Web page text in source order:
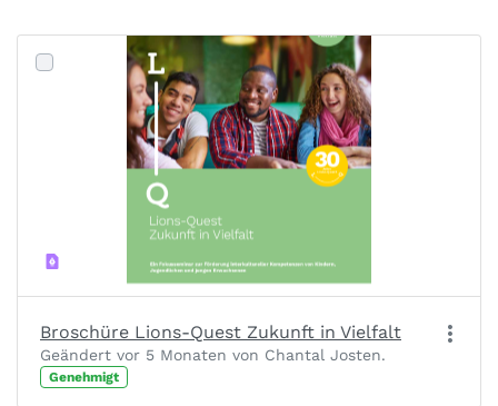
Broschüre Lions-Quest Zukunft in Vielfalt
Geändert vor 5 Monaten von Chantal Josten.
Genehmigt